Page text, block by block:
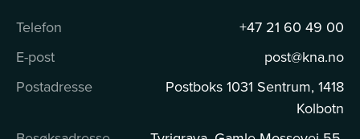
Telefon
+47 21 60 49 00
E-post
post@kna.no
Postadresse
Postboks 1031 Sentrum, 1418
Kolbotn